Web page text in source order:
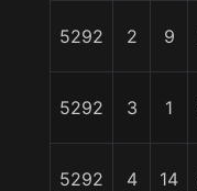
5292 2 9
5292 3 1
5292 4 14